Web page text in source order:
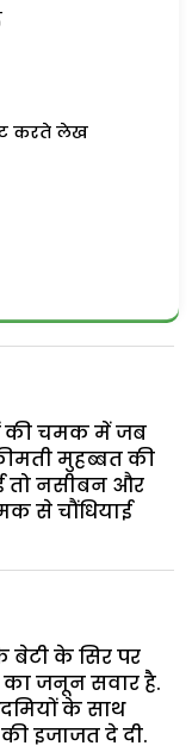
करते लेख
की चमक में जब
मुहब्बत की
तो नसीबन और
से चौंधियाई
के सिर पर
जनून सवार है.
के साथ
इजाजत दे दी.